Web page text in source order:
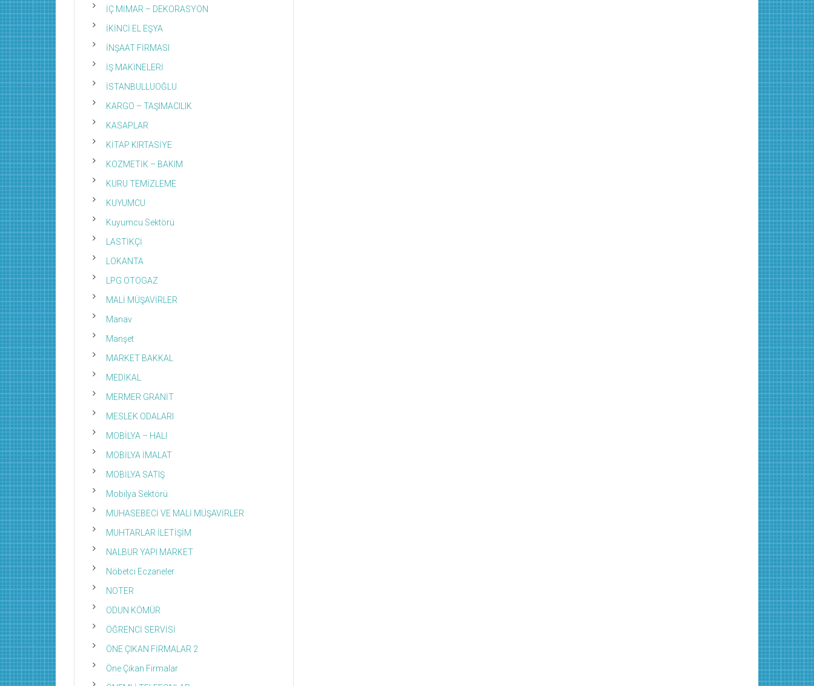
İÇ MİMAR – DEKORASYON
İKİNCİ EL EŞYA
İNŞAAT FİRMASI
İŞ MAKİNELERİ
İSTANBULLUOĞLU
KARGO – TAŞIMACILIK
KASAPLAR
KİTAP KIRTASİYE
KOZMETİK – BAKIM
KURU TEMİZLEME
KUYUMCU
Kuyumcu Sektörü
LASTİKÇİ
LOKANTA
LPG OTOGAZ
MALİ MÜŞAVİRLER
Manav
Manşet
MARKET BAKKAL
MEDİKAL
MERMER GRANİT
MESLEK ODALARI
MOBİLYA – HALI
MOBİLYA İMALAT
MOBİLYA SATIŞ
Mobilya Sektörü
MUHASEBECİ VE MALİ MÜŞAVİRLER
MUHTARLAR İLETİŞİM
NALBUR YAPI MARKET
Nöbetci Eczaneler
NOTER
ODUN KÖMÜR
ÖĞRENCİ SERVİSİ
ÖNE ÇIKAN FİRMALAR 2
Öne Çıkan Firmalar